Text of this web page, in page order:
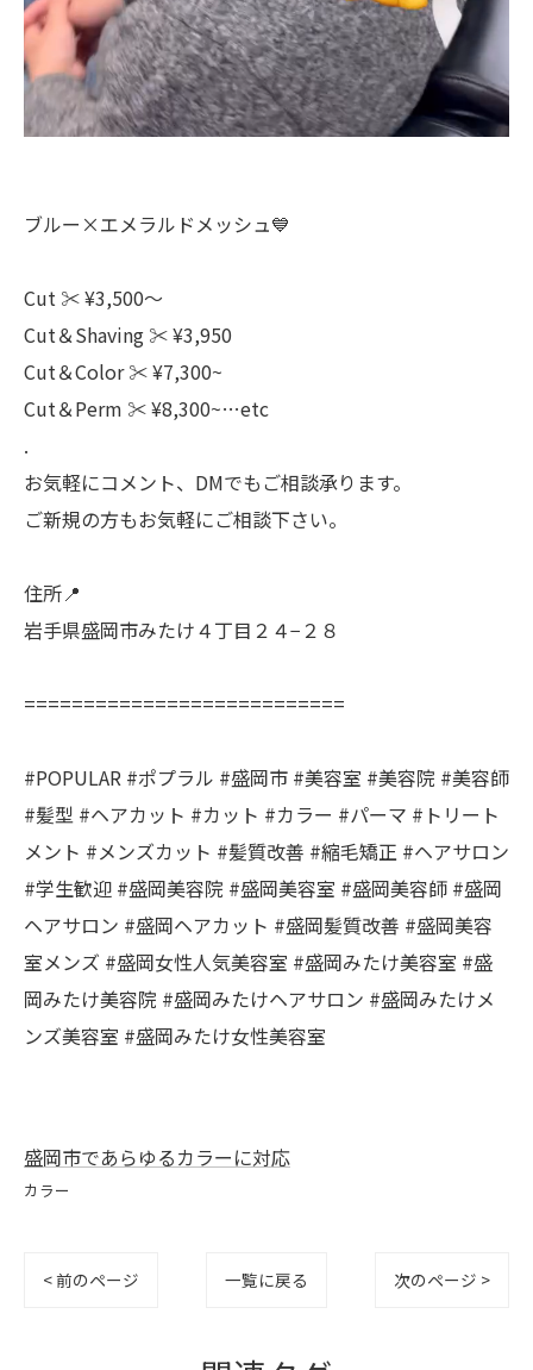
ブルー×エメラルドメッシュ💙
Cut ‪✂︎ ¥3,500～
Cut＆Shaving ‪✂︎‬ ¥3,950
Cut＆Color ‪✂︎‬ ¥7,300~
Cut＆Perm ‪✂︎‬ ¥8,300~…etc
.
お気軽にコメント、DMでもご相談承ります。
ご新規の方もお気軽にご相談下さい。
住所📍
岩手県盛岡市みたけ４丁目２４−２８
===========================
#POPULAR #ポプラル #盛岡市 #美容室 #美容院 #美容師
#髪型 #ヘアカット #カット #カラー #パーマ #トリート
メント #メンズカット #髪質改善 #縮毛矯正 #ヘアサロン
#学生歓迎 #盛岡美容院 #盛岡美容室 #盛岡美容師 #盛岡
ヘアサロン #盛岡ヘアカット #盛岡髪質改善 #盛岡美容
室メンズ #盛岡女性人気美容室 #盛岡みたけ美容室 #盛
岡みたけ美容院 #盛岡みたけヘアサロン #盛岡みたけメ
ンズ美容室 #盛岡みたけ女性美容室
盛岡市であらゆるカラーに対応
カラー
< 前のページ 一覧に戻る 次のページ >